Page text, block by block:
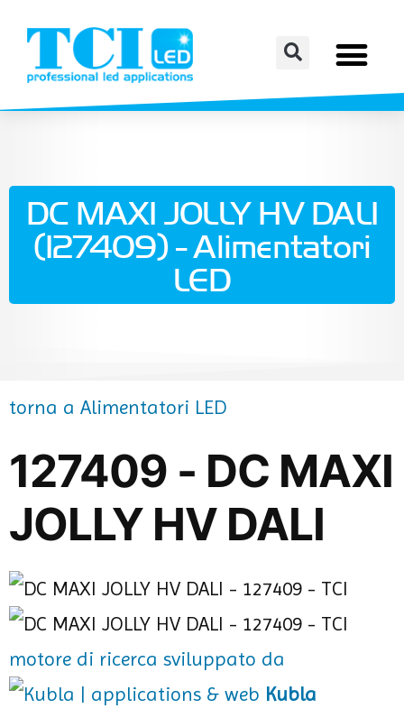
DC MAXI JOLLY HV DALI
(127409) - Alimentatori
LED
torna a Alimentatori LED
127409 - DC MAXI
JOLLY HV DALI
motore di ricerca sviluppato da
Kubla